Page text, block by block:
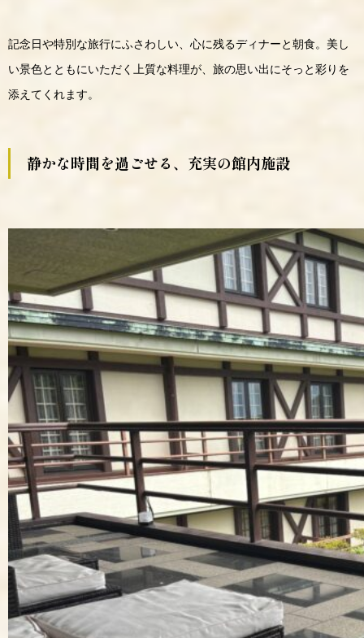
記念日や特別な旅行にふさわしい、心に残るディナーと朝食。美し
い景色とともにいただく上質な料理が、旅の思い出にそっと彩りを
添えてくれます。
静かな時間を過ごせる、充実の館内施設